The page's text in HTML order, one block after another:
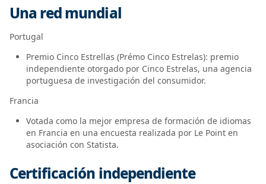
Una red mundial
Portugal
Premio Cinco Estrellas (Prémo Cinco Estrelas): premio
independiente otorgado por Cinco Estrelas, una agencia
portuguesa de investigación del consumidor.
Francia
Votada como la mejor empresa de formación de idiomas
en Francia en una encuesta realizada por Le Point en
asociación con Statista.
Certificación independiente